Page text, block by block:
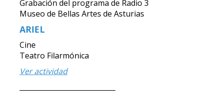
Grabación del programa de Radio 3
Museo de Bellas Artes de Asturias
ARIEL
Cine
Teatro Filarmónica
Ver actividad